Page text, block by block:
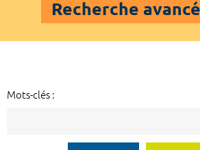
Recherche
Mots-clés :